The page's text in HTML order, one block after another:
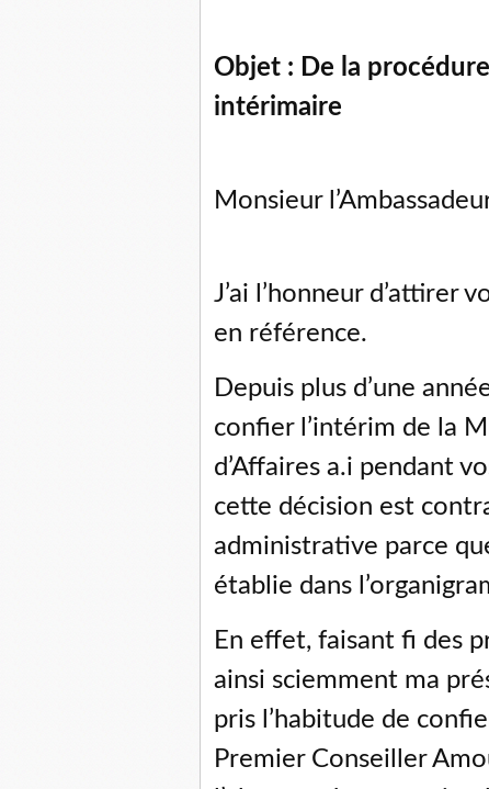
Objet : De la
intérimaire
Monsieur
J’ai l’honneur d’attirer
en référence.
Depuis plus d’une
confier l’intérim de la
d’Affaires a.i pendant
cette décision est
administrative parce
établie dans
En effet, faisant fi des
ainsi sciemment ma
pris l’habitude de
Premier Conseiller